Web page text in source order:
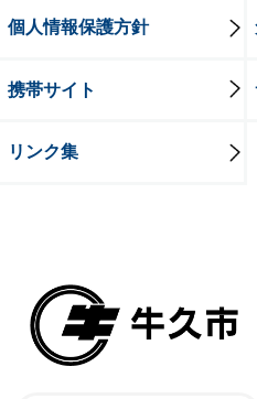
個人情報保護方針
携帯サイト
リンク集